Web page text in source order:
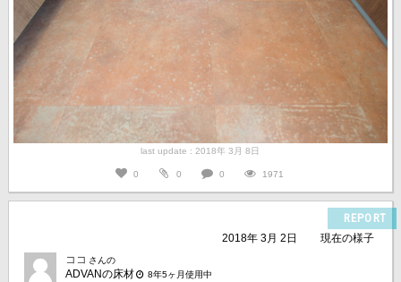
last update : 2018年 3月 8日
0 0 0 1971
REPORT
2018年 3月 2日
現在の様子
ココ さんの
ADVANの床材 8年5ヶ月使用中